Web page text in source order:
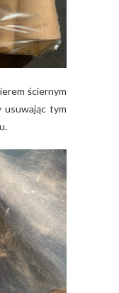
ściernym
usuwając tym